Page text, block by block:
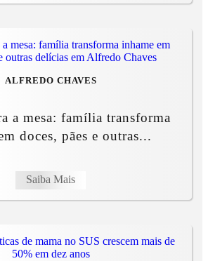
ALFREDO CHAVES
a mesa: família transforma
doces, pães e outras...
Saiba Mais